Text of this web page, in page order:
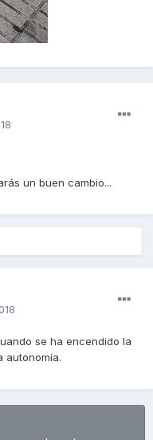
un buen cambio...
se ha encendido la
autonomía.